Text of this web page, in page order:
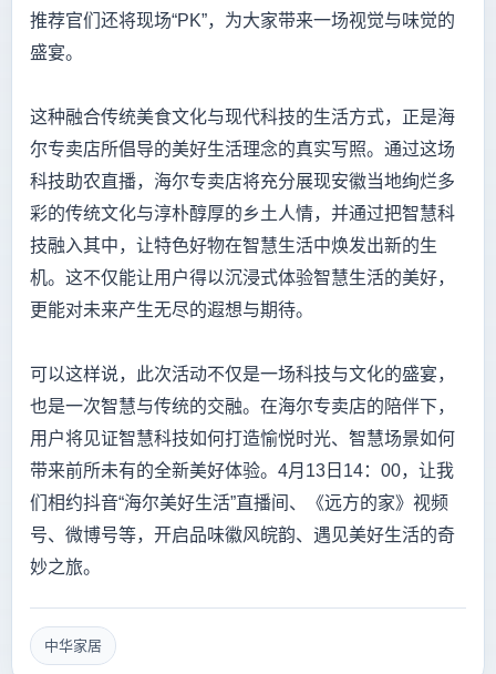
推荐官们还将现场“PK”，为大家带来一场视觉与味觉的
盛宴。
这种融合传统美食文化与现代科技的生活方式，正是海
尔专卖店所倡导的美好生活理念的真实写照。通过这场
科技助农直播，海尔专卖店将充分展现安徽当地绚烂多
彩的传统文化与淳朴醇厚的乡土人情，并通过把智慧科
技融入其中，让特色好物在智慧生活中焕发出新的生
机。这不仅能让用户得以沉浸式体验智慧生活的美好，
更能对未来产生无尽的遐想与期待。
可以这样说，此次活动不仅是一场科技与文化的盛宴，
也是一次智慧与传统的交融。在海尔专卖店的陪伴下，
用户将见证智慧科技如何打造愉悦时光、智慧场景如何
带来前所未有的全新美好体验。4月13日14：00，让我
们相约抖音“海尔美好生活”直播间、《远方的家》视频
号、微博号等，开启品味徽风皖韵、遇见美好生活的奇
妙之旅。
中华家居